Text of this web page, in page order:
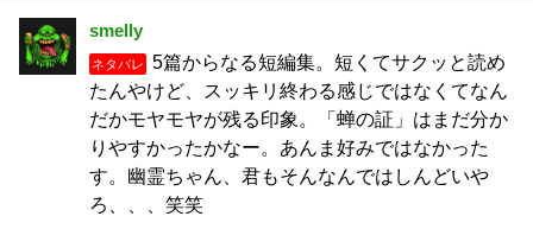
smelly
ネタバレ
5篇からなる短編集。短くてサクッと読め
たんやけど、スッキリ終わる感じではなくてなん
だかモヤモヤが残る印象。「蝉の証」はまだ分か
りやすかったかなー。あんま好みではなかった
す。幽霊ちゃん、君もそんなんではしんどいや
ろ、、、笑笑